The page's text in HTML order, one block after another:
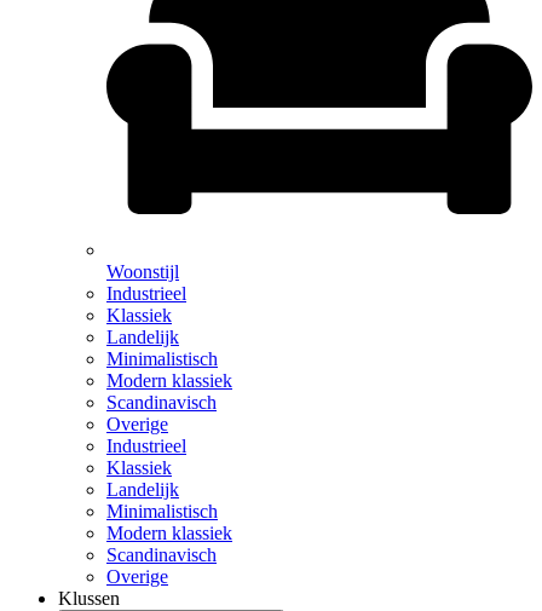
Woonstijl
Industrieel
Klassiek
Landelijk
Minimalistisch
Modern klassiek
Scandinavisch
Overige
Industrieel
Klassiek
Landelijk
Minimalistisch
Modern klassiek
Scandinavisch
Overige
Klussen